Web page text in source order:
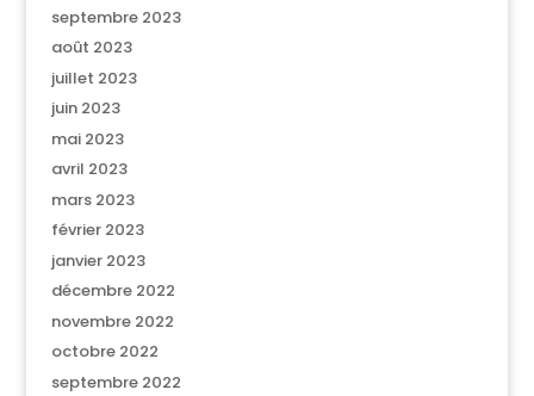
septembre 2023
août 2023
juillet 2023
juin 2023
mai 2023
avril 2023
mars 2023
février 2023
janvier 2023
décembre 2022
novembre 2022
octobre 2022
septembre 2022